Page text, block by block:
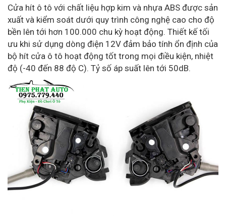
Cửa hít ô tô với chất liệu hợp kim và nhựa ABS được sản
xuất và kiểm soát dưới quy trình công nghệ cao cho độ
bền lên tới hơn 100.000 chu kỳ hoạt động. Thiết kế tối
ưu khi sử dụng dòng điện 12V đảm bảo tính ổn định của
bộ hít cửa ô tô hoạt động tốt trong mọi điều kiện, nhiệt
độ (-40 đến 88 độ C). Tỷ số áp suất lên tới 50dB.